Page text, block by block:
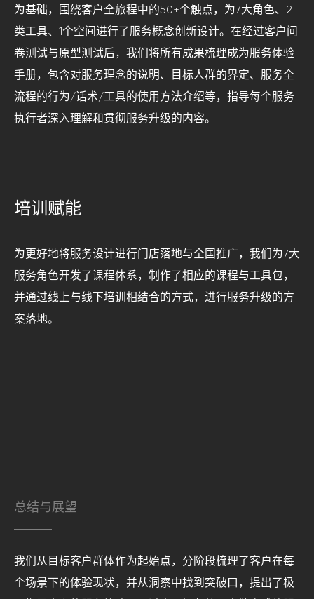
为基础，围绕客户全旅程中的50+个触点，为7大角色、2
类工具、1个空间进行了服务概念创新设计。在经过客户问
卷测试与原型测试后，我们将所有成果梳理成为服务体验
手册，包含对服务理念的说明、目标人群的界定、服务全
流程的行为/话术/工具的使用方法介绍等，指导每个服务
执行者深入理解和贯彻服务升级的内容。
培训赋能
为更好地将服务设计进行门店落地与全国推广，我们为7大
服务角色开发了课程体系，制作了相应的课程与工具包，
并通过线上与线下培训相结合的方式，进行服务升级的方
案落地。
总结与展望
我们从目标客户群体作为起始点，分阶段梳理了客户在每
个场景下的体验现状，并从洞察中找到突破口，提出了极